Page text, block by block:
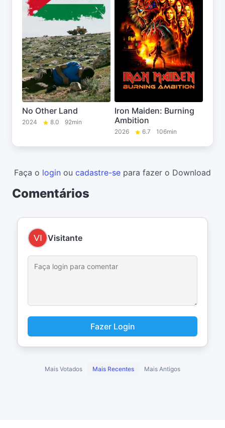
No Other Land
2024 8.0 92min
Iron Maiden: Burning
Ambition
2026 6.7 106min
Faça o login ou cadastre-se para fazer o Download
Comentários
Visitante
Fazer Login
Mais Votados Mais Recentes Mais Antigos